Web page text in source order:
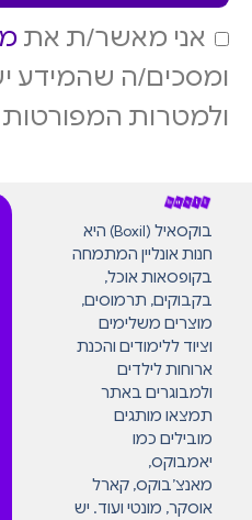
אני מאשר/ת את
ומסכים/ה שהמידע
ולמטרות
בוקסאיל (Boxil) היא
חנות אונליין המתמחה
בקופסאות אוכל,
בקבוקים, תרמוסים,
מוצרים משלימים
וציוד ללימודים והכנת
ארוחות לילדים
ולמבוגרים באתר
תמצאו מותגים
מובילים כמו
יאמבוקס,
מאנצ’בוקס, קארל
אוסקר, מונטי ועוד. יש